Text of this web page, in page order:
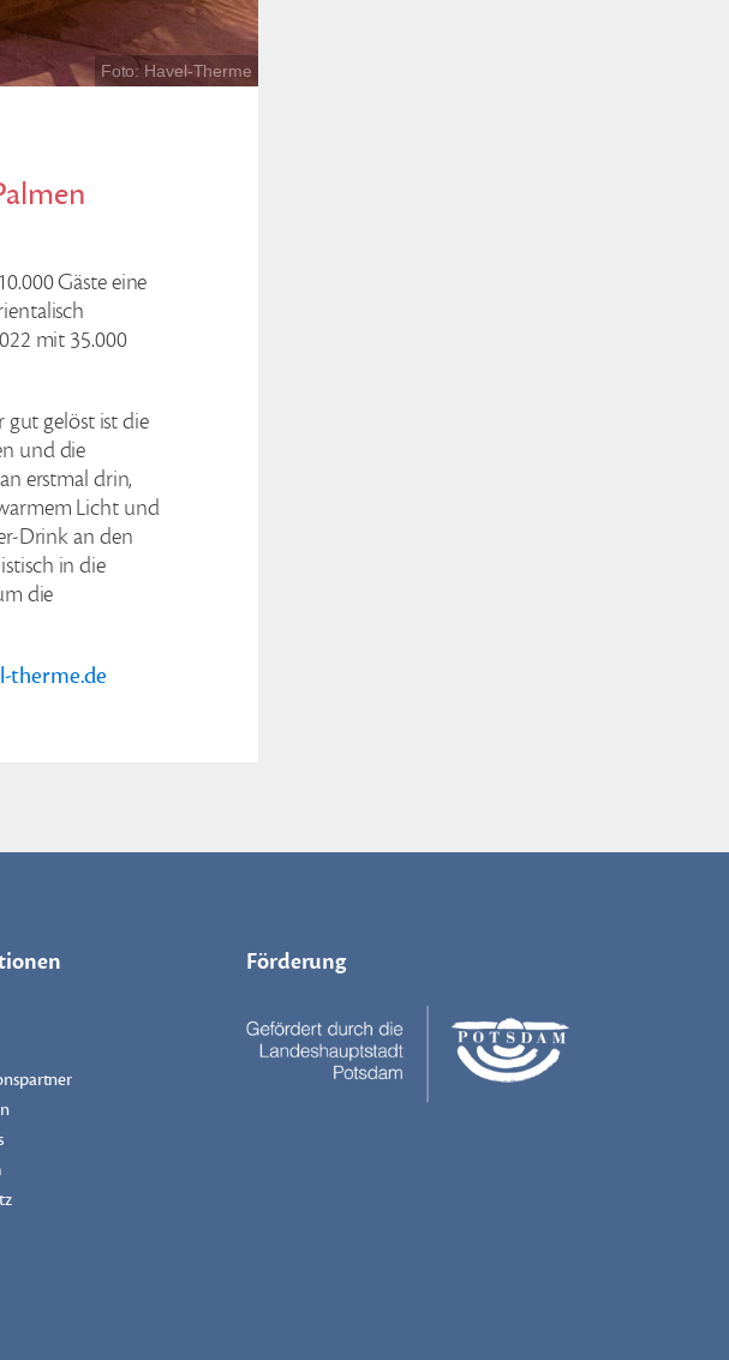
Foto: Havel-Therme
Gäste eine
mit 35.000
gut gelöst ist die
und die
erstmal drin,
Licht und
Drink an den
in die
die
therme.de
Förderung